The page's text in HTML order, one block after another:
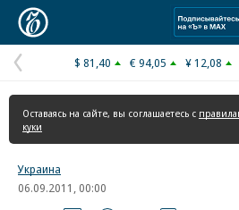
Предыдущая
страница
$ 81,40 € 94,05 ¥ 12,08
Оставаясь на сайте, вы соглашаетесь с
куки
Украина
06.09.2011, 00:00